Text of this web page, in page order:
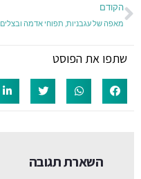
הקודם
מאפה של עגבניות, תפוחי אדמה ובצלים
שתפו את הפוסט
השארת תגובה